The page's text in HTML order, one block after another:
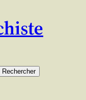
Rechercher